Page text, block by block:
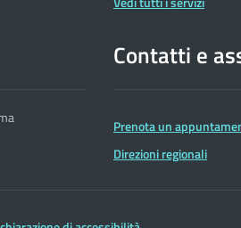
Contatti e
Prenota un
Direzioni regionali